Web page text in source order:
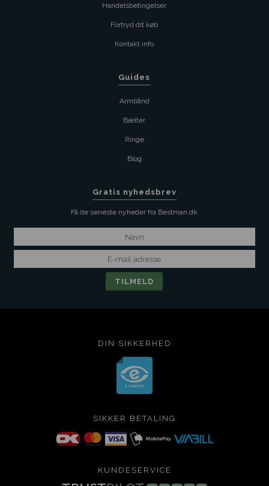
Handelsbetingelser
Fortryd dit køb
Kontakt info
Guides
Armbånd
Bælter
Ringe
Blog
Gratis nyhedsbrev
Få de seneste nyheder fra Bestman.dk
DIN SIKKERHED
SIKKER BETALING
KUNDESERVICE